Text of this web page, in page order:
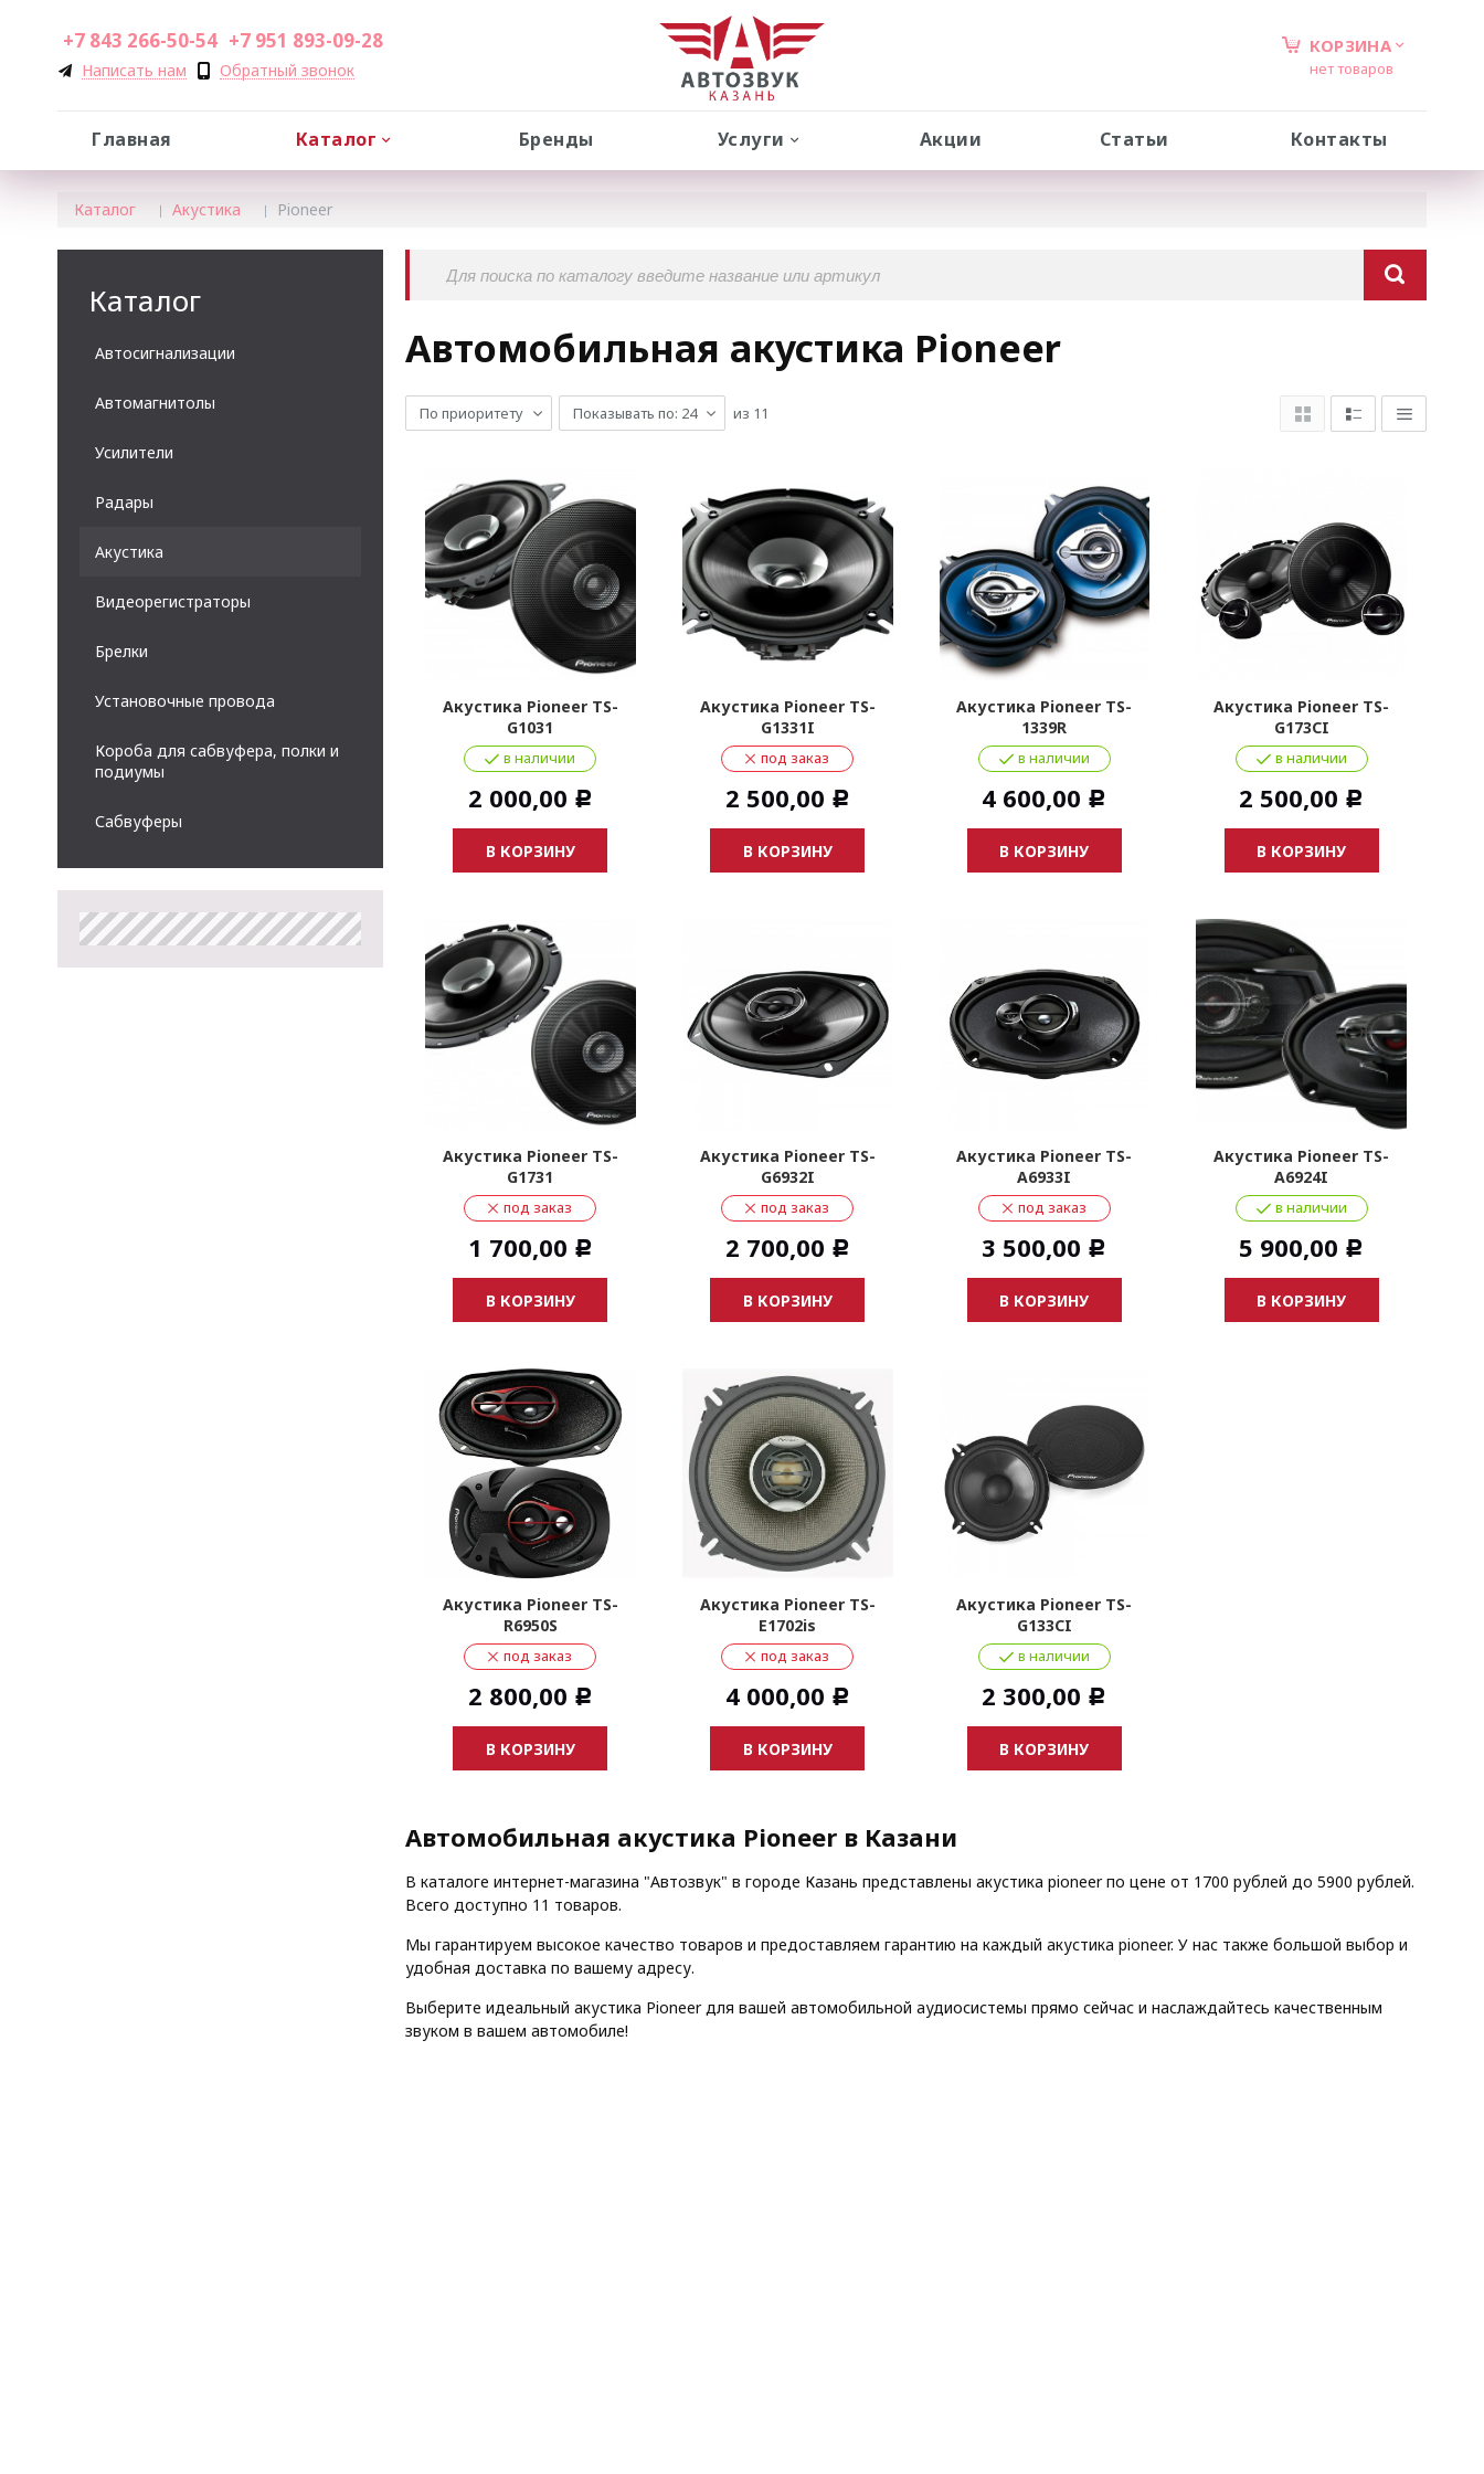
+7 843 266-50-54 +7 951 893-09-28
Написать нам Обратный звонок
КОРЗИНА
нет товаров
Главная Каталог Бренды Услуги Акции Статьи Контакты
Каталог Акустика Pioneer
Каталог
Автосигнализации
Автомагнитолы
Усилители
Радары
Акустика
Видеорегистраторы
Брелки
Установочные провода
Короба для сабвуфера, полки и
подиумы
Сабвуферы
Автомобильная акустика Pioneer
По приоритету Показывать по: 24 из 11
Акустика Pioneer TS-
G1031
в наличии
2 000,00 Р
В КОРЗИНУ
Акустика Pioneer TS-
G1331I
под заказ
2 500,00 Р
В КОРЗИНУ
Акустика Pioneer TS-
1339R
в наличии
4 600,00 Р
В КОРЗИНУ
Акустика Pioneer TS-
G173CI
в наличии
2 500,00 Р
В КОРЗИНУ
Акустика Pioneer TS-
G1731
под заказ
1 700,00 Р
В КОРЗИНУ
Акустика Pioneer TS-
G6932I
под заказ
2 700,00 Р
В КОРЗИНУ
Акустика Pioneer TS-
A6933I
под заказ
3 500,00 Р
В КОРЗИНУ
Акустика Pioneer TS-
A6924I
в наличии
5 900,00 Р
В КОРЗИНУ
Акустика Pioneer TS-
R6950S
под заказ
2 800,00 Р
В КОРЗИНУ
Акустика Pioneer TS-
E1702is
под заказ
4 000,00 Р
В КОРЗИНУ
Акустика Pioneer TS-
G133CI
в наличии
2 300,00 Р
В КОРЗИНУ
Автомобильная акустика Pioneer в Казани
В каталоге интернет-магазина "Автозвук" в городе Казань представлены акустика pioneer по цене от 1700 рублей до 5900 рублей.
Всего доступно 11 товаров.
Мы гарантируем высокое качество товаров и предоставляем гарантию на каждый акустика pioneer. У нас также большой выбор и
удобная доставка по вашему адресу.
Выберите идеальный акустика Pioneer для вашей автомобильной аудиосистемы прямо сейчас и наслаждайтесь качественным
звуком в вашем автомобиле!